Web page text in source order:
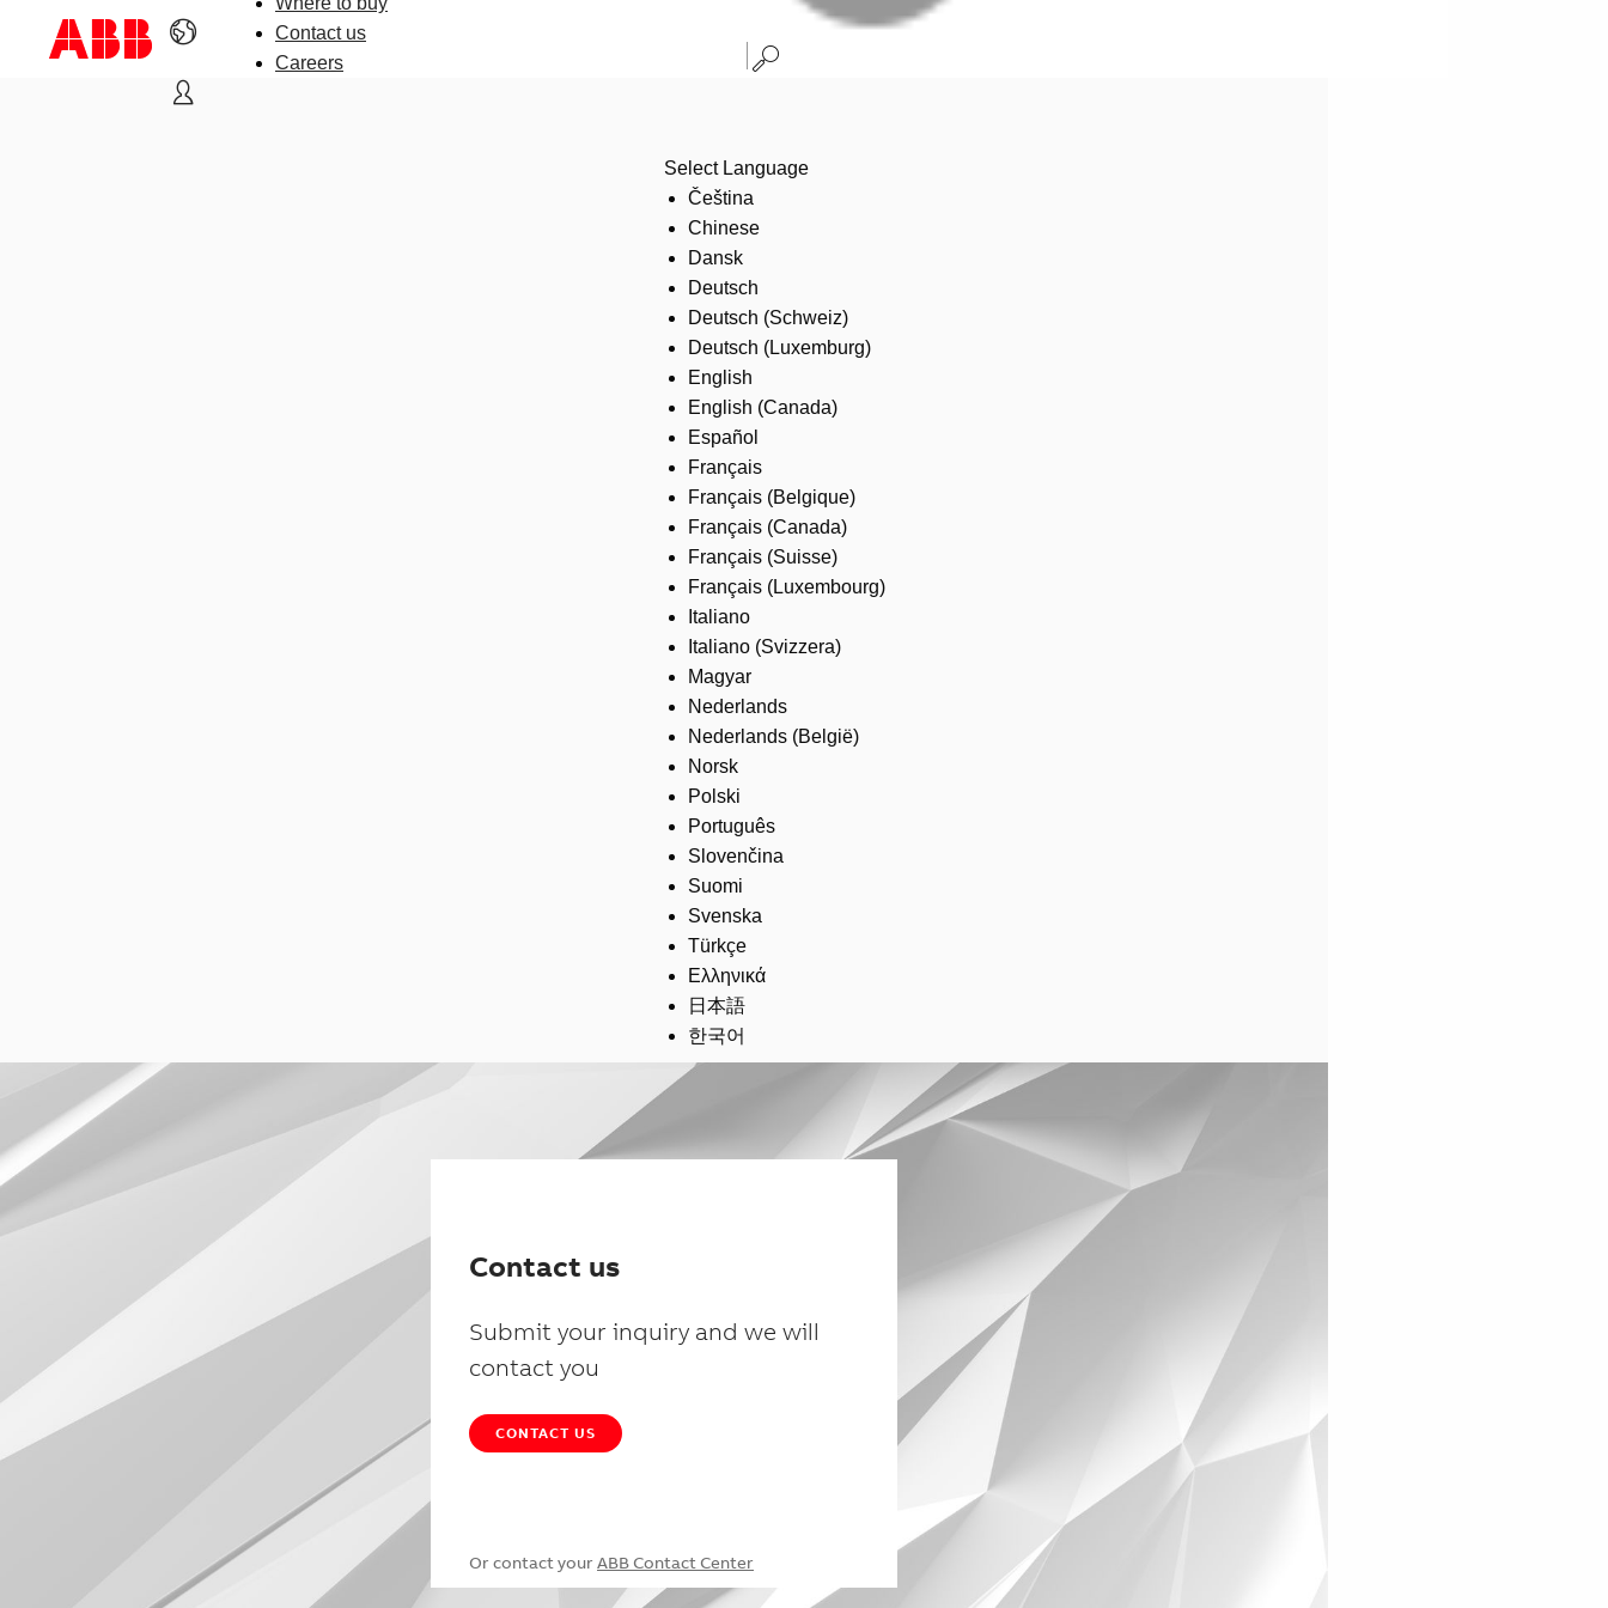
Contact us
Careers
Select Language
Čeština
Chinese
Dansk
Deutsch
Deutsch (Schweiz)
Deutsch (Luxemburg)
English
English (Canada)
Español
Français
Français (Belgique)
Français (Canada)
Français (Suisse)
Français (Luxembourg)
Italiano
Italiano (Svizzera)
Magyar
Nederlands
Nederlands (België)
Norsk
Polski
Português
Slovenčina
Suomi
Svenska
Türkçe
Ελληνικά
日本語
한국어
Contact us
Submit your inquiry and we will
contact you
CONTACT US
Or contact your ABB Contact Center